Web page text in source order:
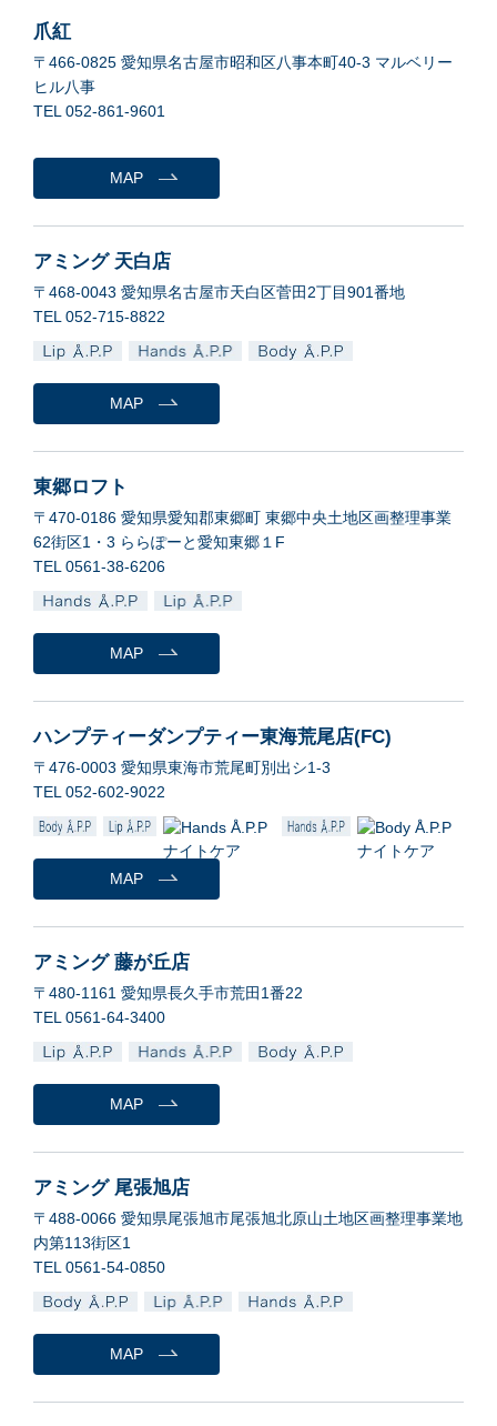
爪紅
〒466-0825 愛知県名古屋市昭和区八事本町40-3 マルベリー
ヒル八事
TEL 052-861-9601
MAP
アミング 天白店
〒468-0043 愛知県名古屋市天白区菅田2丁目901番地
TEL 052-715-8822
MAP
東郷ロフト
〒470-0186 愛知県愛知郡東郷町 東郷中央土地区画整理事業
62街区1・3 ららぽーと愛知東郷１F
TEL 0561-38-6206
MAP
ハンプティーダンプティー東海荒尾店(FC)
〒476-0003 愛知県東海市荒尾町別出シ1-3
TEL 052-602-9022
MAP
アミング 藤が丘店
〒480-1161 愛知県長久手市荒田1番22
TEL 0561-64-3400
MAP
アミング 尾張旭店
〒488-0066 愛知県尾張旭市尾張旭北原山土地区画整理事業地
内第113街区1
TEL 0561-54-0850
MAP